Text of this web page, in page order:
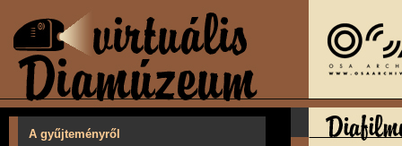
A gyűjteményről